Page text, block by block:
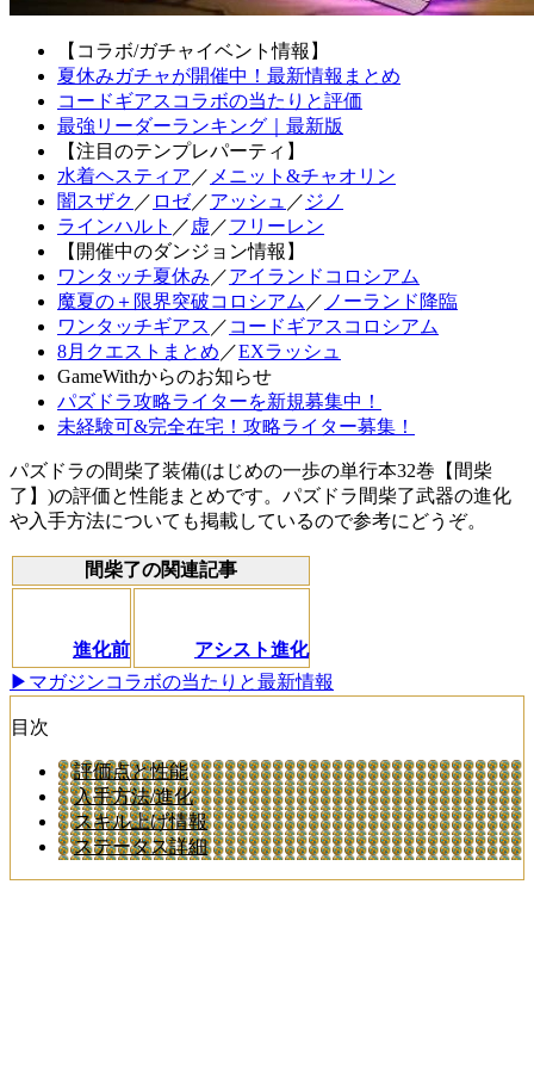
【コラボ/ガチャイベント情報】
夏休みガチャが開催中！最新情報まとめ
コードギアスコラボの当たりと評価
最強リーダーランキング｜最新版
【注目のテンプレパーティ】
水着ヘスティア ／ メニット&チャオリン
闇スザク ／ ロゼ／アッシュ ／ ジノ
ラインハルト ／ 虚 ／フリーレン
【開催中のダンジョン情報】
ワンタッチ夏休み ／アイランドコロシアム
魔夏の＋限界突破コロシアム ／ ノーランド降臨
ワンタッチギアス ／ コードギアスコロシアム
8月クエストまとめ ／EXラッシュ
GameWithからのお知らせ
パズドラ攻略ライターを新規募集中！
未経験可&完全在宅！攻略ライター募集！
パズドラの間柴了装備(はじめの一歩の単行本32巻【間柴
了】)の評価と性能まとめです。パズドラ間柴了武器の進化
や入手方法についても掲載しているので参考にどうぞ。
間柴了の関連記事
進化前
アシスト進化
▶マガジンコラボの当たりと最新情報
目次
評価点と性能
入手方法/進化
スキル上げ情報
ステータス詳細